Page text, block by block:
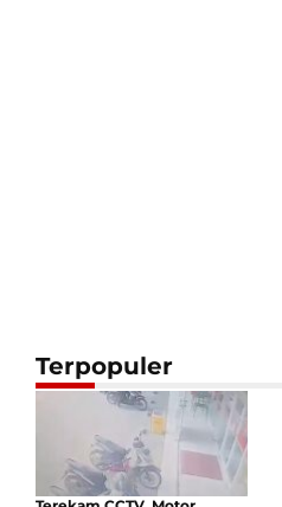
Terpopuler